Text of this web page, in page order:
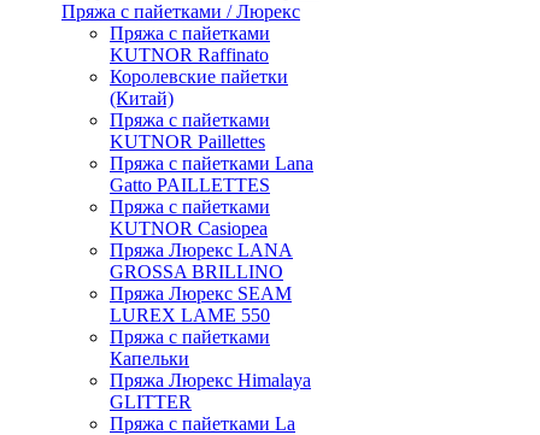
Пряжа с пайетками / Люрекс
Пряжа с пайетками
KUTNOR Raffinato
Королевские пайетки
(Китай)
Пряжа с пайетками
KUTNOR Paillettes
Пряжа с пайетками Lana
Gatto PAILLETTES
Пряжа с пайетками
KUTNOR Casiopea
Пряжа Люрекс LANA
GROSSA BRILLINO
Пряжа Люрекс SEAM
LUREX LAME 550
Пряжа с пайетками
Капельки
Пряжа Люрекс Himalaya
GLITTER
Пряжа с пайетками La